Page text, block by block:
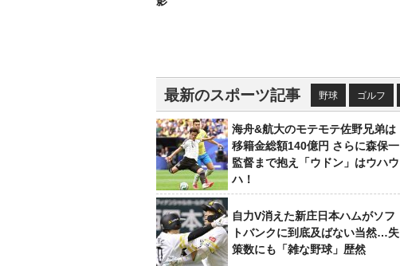
最新のスポーツ記事 野球 ゴルフ
海舟&航大のモテモテ佐野兄弟は
移籍金総額140億円 さらに森保一
監督まで抱え「ウドン」はウハウ
ハ！
自力V消えた新庄日本ハムがソフ
トバンクに到底及ばない当然…失
策数にも「雑な野球」歴然